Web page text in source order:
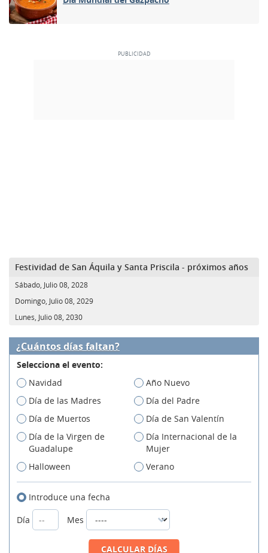
Festividad de San Áquila y Santa Priscila - próximos años
Sábado, Julio 08, 2028
Domingo, Julio 08, 2029
Lunes, Julio 08, 2030
¿Cuántos días faltan?
Selecciona el evento:
Navidad
Año Nuevo
Día de las Madres
Día del Padre
Día de Muertos
Día de San Valentín
Día de la Virgen de
Guadalupe
Día Internacional de la
Mujer
Halloween
Verano
Introduce una fecha
Día
Mes